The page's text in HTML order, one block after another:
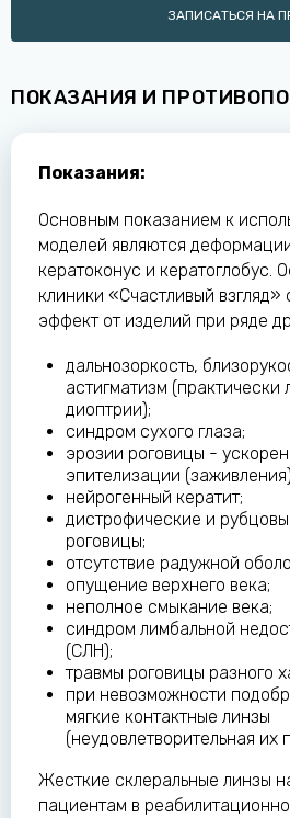
ЗАПИСАТЬСЯ НА
ПОКАЗАНИЯ И
Показания:
Основным показанием к
моделей являются
кератоконус и кератоглобус.
клиники «Счастливый
эффект от изделий при ряде
дальнозоркость,
астигматизм (практически
диоптрии);
синдром сухого глаза;
эрозии роговицы -
эпителизации
нейрогенный кератит;
дистрофические и
роговицы;
отсутствие радужной
опущение верхнего века;
неполное смыкание века;
синдром лимбальной
(СЛН);
травмы роговицы разного
при невозможности
мягкие контактные линзы
(неудовлетворительная их
Жесткие склеральные линзы
пациентам в